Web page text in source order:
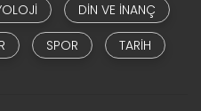
DIN VE INANÇ
SPOR TARIH